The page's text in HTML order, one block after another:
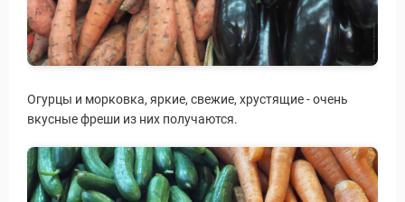
Огурцы и морковка, яркие, свежие, хрустящие - очень
вкусные фреши из них получаются.